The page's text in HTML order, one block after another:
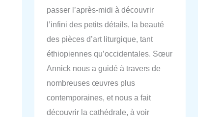
passer l’après-midi à découvrir
l’infini des petits détails, la beauté
des pièces d’art liturgique, tant
éthiopiennes qu’occidentales. Sœur
Annick nous a guidé à travers de
nombreuses œuvres plus
contemporaines, et nous a fait
découvrir la cathédrale, à voir